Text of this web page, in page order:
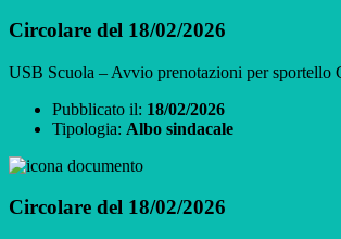
Circolare del 18/02/2026
USB Scuola – Avvio prenotazioni per sportello
Pubblicato il: 18/02/2026
Tipologia: Albo sindacale
Circolare del 18/02/2026